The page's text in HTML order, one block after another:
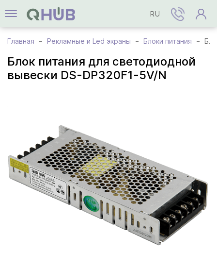
RU
Главная Рекламные и Led экраны Блоки питания Блок питания для светодиодной вывески DS-DP320F1-5V/N
Блок питания для светодиодной
вывески DS-DP320F1-5V/N